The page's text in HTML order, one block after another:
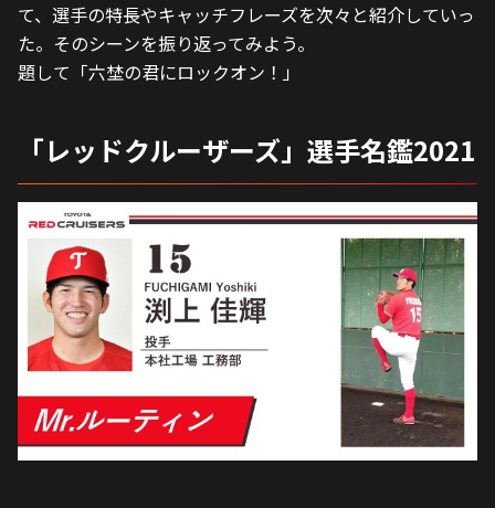
て、選手の特長やキャッチフレーズを次々と紹介していっ
た。そのシーンを振り返ってみよう。
題して「六埜の君にロックオン！」
「レッドクルーザーズ」選手名鑑2021